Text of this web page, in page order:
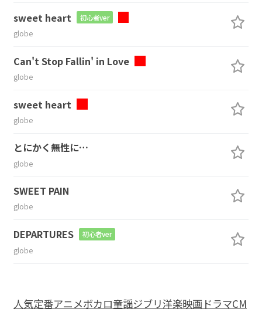
sweet heart 初心者ver
globe
Can't Stop Fallin' in Love
globe
sweet heart
globe
とにかく無性に…
globe
SWEET PAIN
globe
DEPARTURES 初心者ver
globe
人気定番アニメボカロ童謡ジブリ洋楽映画ドラマCM